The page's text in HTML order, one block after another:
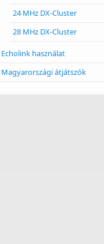
24 MHz DX-Cluster
28 MHz DX-Cluster
Echolink használat
Magyarországi átjátszók